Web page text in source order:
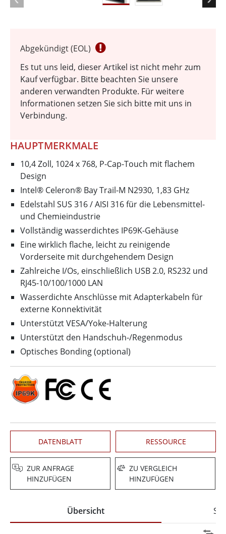
Abgekündigt (EOL)
Es tut uns leid, dieser Artikel ist nicht mehr zum
Kauf verfügbar. Bitte beachten Sie unsere
anderen verwandten Produkte. Für weitere
Informationen setzen Sie sich bitte mit uns in
Verbindung.
HAUPTMERKMALE
10,4 Zoll, 1024 x 768, P-Cap-Touch mit flachem
Design
Intel® Celeron® Bay Trail-M N2930, 1,83 GHz
Edelstahl SUS 316 / AISI 316 für die Lebensmittel-
und Chemieindustrie
Vollständig wasserdichtes IP69K-Gehäuse
Eine wirklich flache, leicht zu reinigende
Vorderseite mit durchgehendem Design
Zahlreiche I/Os, einschließlich USB 2.0, RS232 und
RJ45-10/100/1000 LAN
Wasserdichte Anschlüsse mit Adapterkabeln für
externe Konnektivität
Unterstützt VESA/Yoke-Halterung
Unterstützt den Handschuh-/Regenmodus
Optisches Bonding (optional)
DATENBLATT RESSOURCE
ZUR ANFRAGE
HINZUFÜGEN
ZU VERGLEICH
HINZUFÜGEN
Übersicht